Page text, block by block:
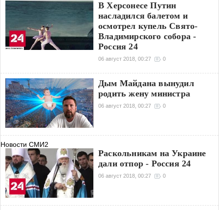
В Херсонесе Путин
насладился балетом и
осмотрел купель Свято-
Владимирского собора -
Россия 24
06 август 2018, 00:27 0
Дым Maйдана вынудил
родить жену министра
06 август 2018, 00:27 0
Новости СМИ2
Раскольникам на Украине
дали отпор - Россия 24
06 август 2018, 00:27 0